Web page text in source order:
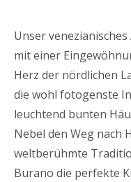
Unser
mit einer
Herz der nördlichen
die wohl fotogenste
leuchtend bunten
Nebel den Weg nach
weltberühmte
Burano die perfekte